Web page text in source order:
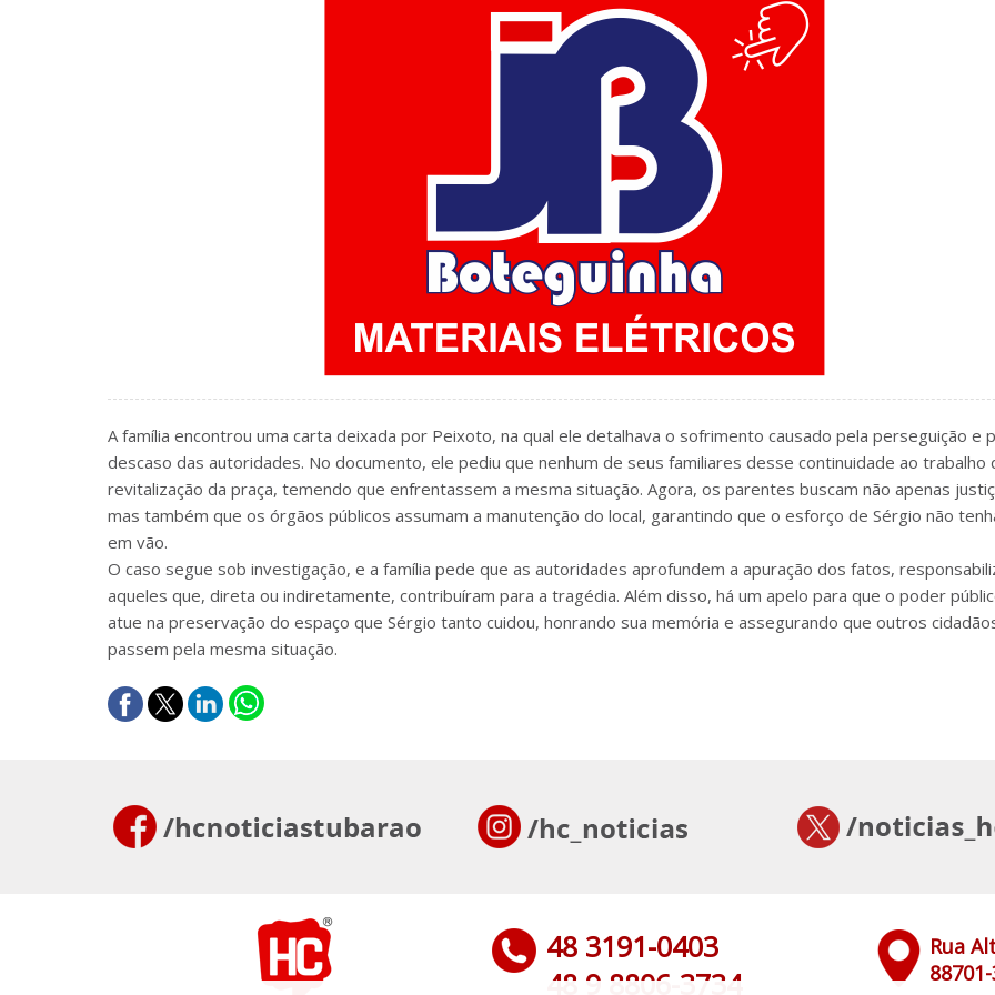
A família encontrou uma carta deixada por Peixoto, na qual ele detalhava o sofrimento causado pela perseguição e
descaso das autoridades. No documento, ele pediu que nenhum de seus familiares desse continuidade ao trabalho
revitalização da praça, temendo que enfrentassem a mesma situação. Agora, os parentes buscam não apenas
mas também que os órgãos públicos assumam a manutenção do local, garantindo que o esforço de Sérgio não
em vão.
O caso segue sob investigação, e a família pede que as autoridades aprofundem a apuração dos fatos,
aqueles que, direta ou indiretamente, contribuíram para a tragédia. Além disso, há um apelo para que o poder
atue na preservação do espaço que Sérgio tanto cuidou, honrando sua memória e assegurando que outros
passem pela mesma situação.
48 3191-0403
48 9 8806-3734
Rua